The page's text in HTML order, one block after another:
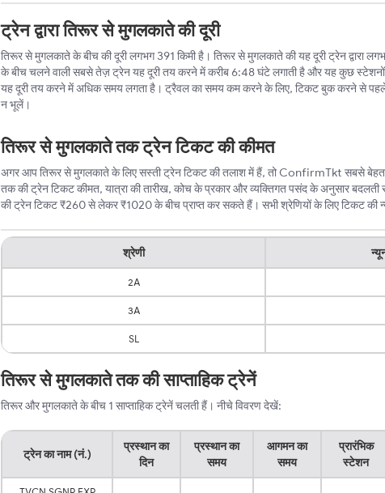
ट्रेन द्वारा तिरूर से मुगलकाते की दूरी
तिरूर से मुगलकाते के बीच की दूरी लगभग 391 किमी है। तिरूर से मुगलकाते की यह दूरी ट्रेन द्वारा
के बीच चलने वाली सबसे तेज़ ट्रेन यह दूरी तय करने में करीब 6:48 घंटे लगाती है और यह कुछ
यह दूरी तय करने में अधिक समय लगता है। ट्रैवल का समय कम करने के लिए, टिकट बुक करने से
न भूलें।
तिरूर से मुगलकाते तक ट्रेन टिकट की कीमत
अगर आप तिरूर से मुगलकाते के लिए सस्ती ट्रेन टिकट की तलाश में हैं, तो ConfirmTkt सबसे
तक की ट्रेन टिकट कीमत, यात्रा की तारीख, कोच के प्रकार और व्यक्तिगत पसंद के अनुसार बदलती
की ट्रेन टिकट ₹260 से लेकर ₹1020 के बीच प्राप्त कर सकते हैं। सभी श्रेणियों के लिए टिकट की
श्रेणी
2A
3A
SL
तिरूर से मुगलकाते तक की साप्ताहिक ट्रेनें
तिरूर और मुगलकाते के बीच 1 साप्ताहिक ट्रेनें चलती हैं। नीचे विवरण देखें:
ट्रेन का नाम (नं.)
प्रस्थान का
दिन
प्रस्थान का
समय
आगमन का
समय
प्रारंभिक
स्टेशन